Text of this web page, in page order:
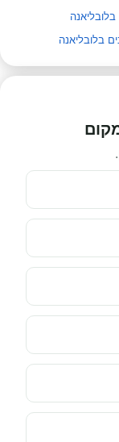
בלובליאנה